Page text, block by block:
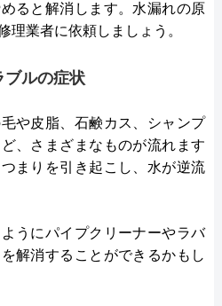
ると解消します。水漏れの原
理業者に依頼しましょう。
ブルの症状
や皮脂、石鹸カス、シャンプ
、さまざまなものが流れます
まりを引き起こし、水が逆流
うにパイプクリーナーやラバ
解消することができるかもし